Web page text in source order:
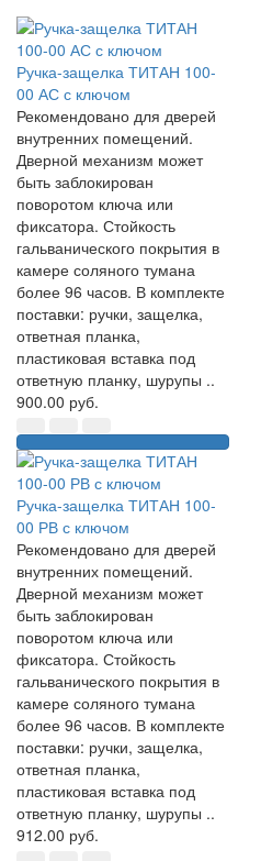
Ручка-защелка ТИТАН 100-
00 АС с ключом
Рекомендовано для дверей
внутренних помещений.
Дверной механизм может
быть заблокирован
поворотом ключа или
фиксатора. Стойкость
гальванического покрытия в
камере соляного тумана
более 96 часов. В комплекте
поставки: ручки, защелка,
ответная планка,
пластиковая вставка под
ответную планку, шурупы ..
900.00 руб.
Ручка-защелка ТИТАН 100-
00 РВ с ключом
Рекомендовано для дверей
внутренних помещений.
Дверной механизм может
быть заблокирован
поворотом ключа или
фиксатора. Стойкость
гальванического покрытия в
камере соляного тумана
более 96 часов. В комплекте
поставки: ручки, защелка,
ответная планка,
пластиковая вставка под
ответную планку, шурупы ..
912.00 руб.